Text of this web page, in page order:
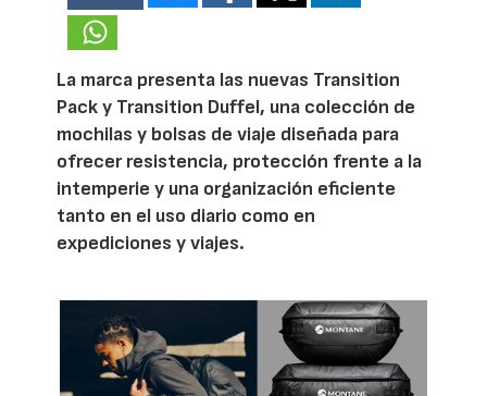
La marca presenta las nuevas Transition
Pack y Transition Duffel, una colección de
mochilas y bolsas de viaje diseñada para
ofrecer resistencia, protección frente a la
intemperie y una organización eficiente
tanto en el uso diario como en
expediciones y viajes.